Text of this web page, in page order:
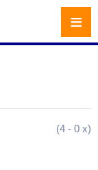
(4 - 0 x)
≡